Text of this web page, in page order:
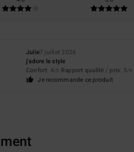
Julie7 juillet 2026
j'adore le style
Confort: 4/5 Rapport qualité / prix: 5/5
Je recommande ce produit